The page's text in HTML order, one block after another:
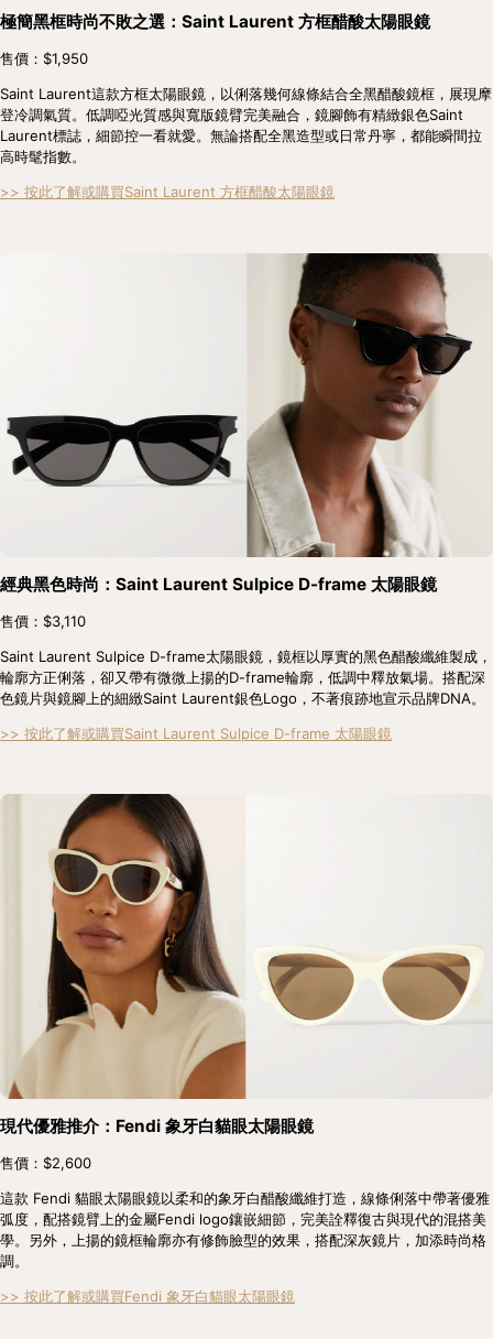
極簡黑框時尚不敗之選：Saint Laurent 方框醋酸太陽眼鏡
售價：$1,950
Saint Laurent這款方框太陽眼鏡，以俐落幾何線條結合全黑醋酸鏡框，展現摩
登冷調氣質。低調啞光質感與寬版鏡臂完美融合，鏡腳飾有精緻銀色Saint
Laurent標誌，細節控一看就愛。無論搭配全黑造型或日常丹寧，都能瞬間拉
高時髦指數。
>> 按此了解或購買Saint Laurent 方框醋酸太陽眼鏡
經典黑色時尚：Saint Laurent Sulpice D-frame 太陽眼鏡
售價：$3,110
Saint Laurent Sulpice D-frame太陽眼鏡，鏡框以厚實的黑色醋酸纖維製成，
輪廓方正俐落，卻又帶有微微上揚的D-frame輪廓，低調中釋放氣場。搭配深
色鏡片與鏡腳上的細緻Saint Laurent銀色Logo，不著痕跡地宣示品牌DNA。
>> 按此了解或購買Saint Laurent Sulpice D-frame 太陽眼鏡
現代優雅推介：Fendi 象牙白貓眼太陽眼鏡
售價：$2,600
這款 Fendi 貓眼太陽眼鏡以柔和的象牙白醋酸纖維打造，線條俐落中帶著優雅
弧度，配搭鏡臂上的金屬Fendi logo鑲嵌細節，完美詮釋復古與現代的混搭美
學。另外，上揚的鏡框輪廓亦有修飾臉型的效果，搭配深灰鏡片，加添時尚格
調。
>> 按此了解或購買Fendi 象牙白貓眼太陽眼鏡